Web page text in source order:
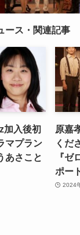
ース・関連記事
加入後初
マプラン
あさこと
原嘉
くだ
『ゼ
ポー
2024